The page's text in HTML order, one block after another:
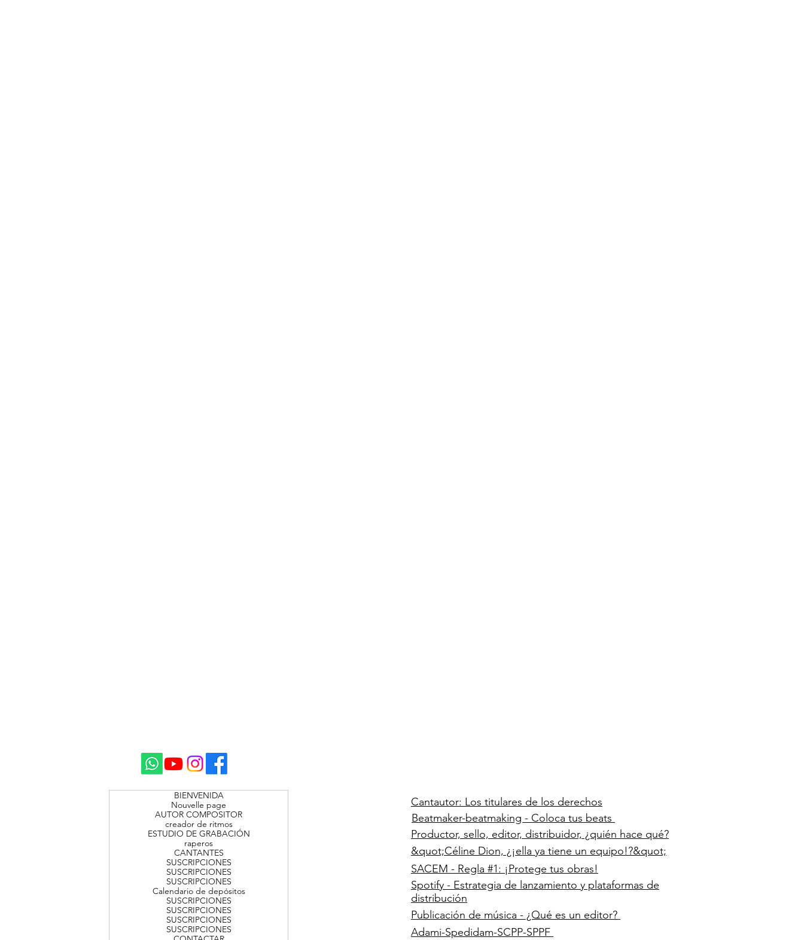
BIENVENIDA
Nouvelle page
AUTOR COMPOSITOR
creador de ritmos
ESTUDIO DE GRABACIÓN
raperos
CANTANTES
SUSCRIPCIONES
SUSCRIPCIONES
SUSCRIPCIONES
Calendario de depósitos
SUSCRIPCIONES
SUSCRIPCIONES
SUSCRIPCIONES
SUSCRIPCIONES
Cantautor: Los titulares de los derechos
Beatmaker-beatmaking - Coloca tus beats
Productor, sello, editor, distribuidor, ¿quién hace qué?
&quot;Céline Dion, ¿¡ella ya tiene un equipo!?&quot;
SACEM - Regla #1: ¡Protege tus obras!
Spotify - Estrategia de lanzamiento y plataformas de
distribución
Publicación de música - ¿Qué es un editor?
Adami-Spedidam-SCPP-SPPF